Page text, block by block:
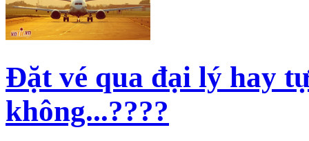
Đặt vé qua đại lý hay
không...????